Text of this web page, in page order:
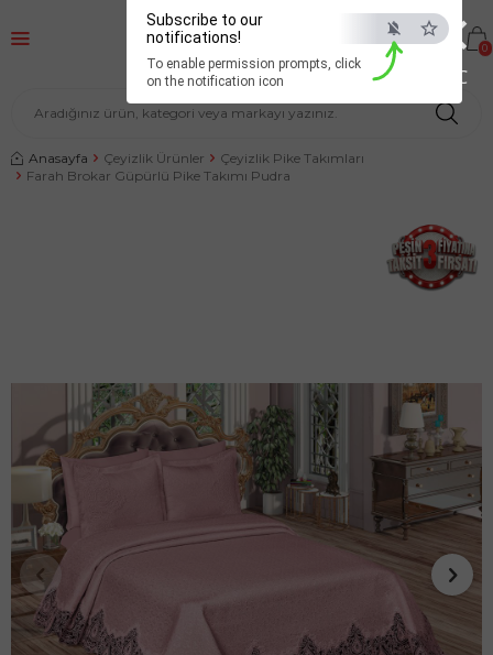
×
ESC
Subscribe to our
notifications!
To enable permission prompts, click
on the notification icon
0
Anasayfa Çeyizlik Ürünler
Çeyizlik Pike Takımları
Farah Brokar Güpürlü Pike Takımı Pudra